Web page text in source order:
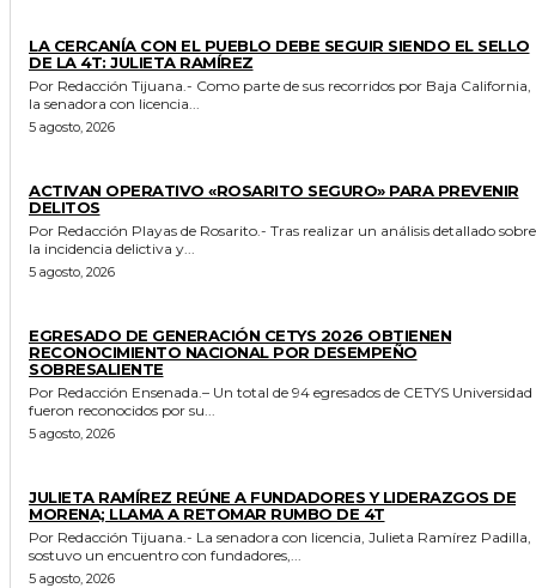
LA CERCANÍA CON EL PUEBLO DEBE SEGUIR SIENDO EL SELLO
DE LA 4T: JULIETA RAMÍREZ
Por Redacción Tijuana.- Como parte de sus recorridos por Baja California,
la senadora con licencia...
5 agosto, 2026
ACTIVAN OPERATIVO «ROSARITO SEGURO» PARA PREVENIR
DELITOS
Por Redacción Playas de Rosarito.- Tras realizar un análisis detallado sobre
la incidencia delictiva y...
5 agosto, 2026
EGRESADO DE GENERACIÓN CETYS 2026 OBTIENEN
RECONOCIMIENTO NACIONAL POR DESEMPEÑO
SOBRESALIENTE
Por Redacción Ensenada.– Un total de 94 egresados de CETYS Universidad
fueron reconocidos por su...
5 agosto, 2026
JULIETA RAMÍREZ REÚNE A FUNDADORES Y LIDERAZGOS DE
MORENA; LLAMA A RETOMAR RUMBO DE 4T
Por Redacción Tijuana.- La senadora con licencia, Julieta Ramírez Padilla,
sostuvo un encuentro con fundadores,...
5 agosto, 2026